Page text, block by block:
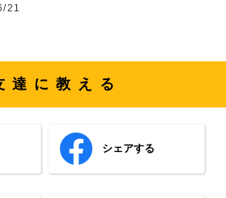
21
達に教える
シェアする